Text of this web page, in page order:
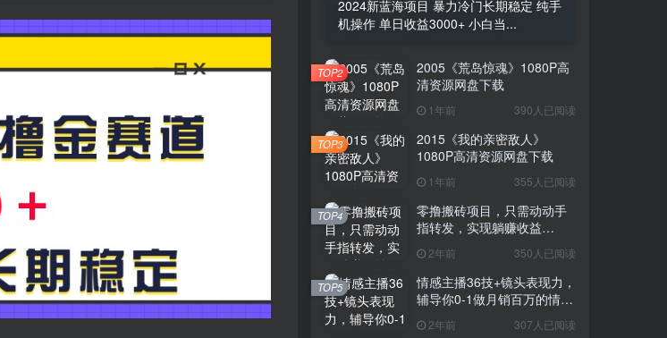
2024新蓝海项目 暴力冷门长期稳定 纯手
机操作 单日收益3000+ 小白当...
2005《荒岛惊魂》1080P高
清资源网盘下载
1年前 390人已阅读
TOP2
2015《我的亲密敌人》
1080P高清资源网盘下载
1年前 355人已阅读
TOP3
零撸搬砖项目，只需动动手
指转发，实现躺赚收益
2年前 350人已阅读
TOP4
情感主播36技+镜头表现力，
辅导你0-1做月销百万的情感
2年前 307人已阅读
TOP5